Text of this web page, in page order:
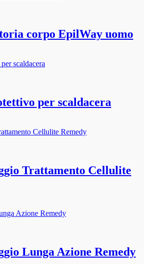
corpo EpilWay uomo
per scaldacera
Trattamento Cellulite
Lunga Azione Remedy